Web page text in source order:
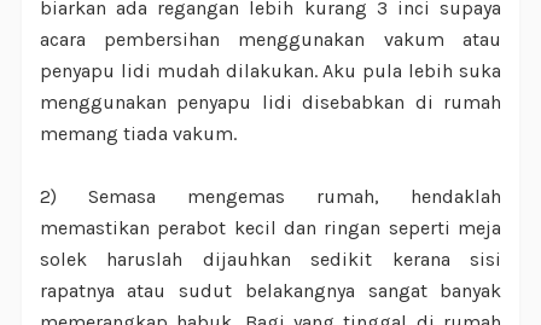
biarkan ada regangan lebih kurang 3 inci supaya
acara pembersihan menggunakan vakum atau
penyapu lidi mudah dilakukan. Aku pula lebih suka
menggunakan penyapu lidi disebabkan di rumah
memang tiada vakum.
2) Semasa mengemas rumah, hendaklah
memastikan perabot kecil dan ringan seperti meja
solek haruslah dijauhkan sedikit kerana sisi
rapatnya atau sudut belakangnya sangat banyak